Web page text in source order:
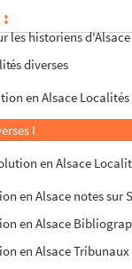
de Frédéric de
les historiens
diverses
en Alsace
I
en Alsace
en Alsace notes sur
en Alsace
en Alsace Tribunaux